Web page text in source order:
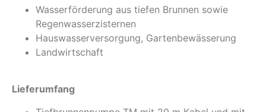
Wasserförderung aus tiefen Brunnen sowie
Regenwasserzisternen
Hauswasserversorgung, Gartenbewässerung
Landwirtschaft
Lieferumfang